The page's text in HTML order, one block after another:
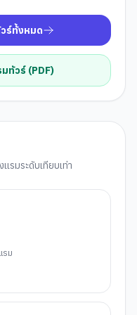
ร์ทั้งหมด
ทัวร์ (PDF)
รมระดับเทียบเท่า
รม